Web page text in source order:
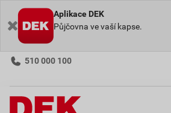
Aplikace DEK
Půjčovna ve vaší kapse.
510 000 100